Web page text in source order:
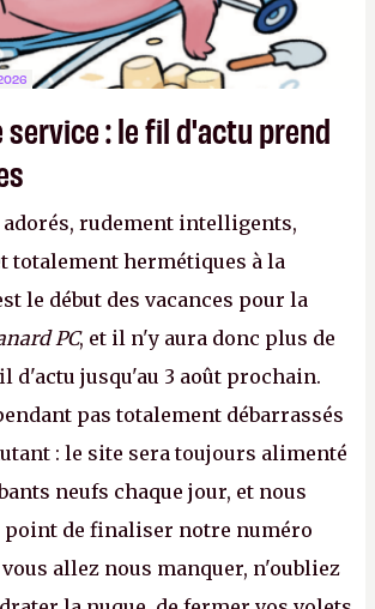
service : le fil d'actu prend
rudement intelligents,
totalement hermétiques à la
le début des vacances pour la
PC, et il n'y aura donc plus de
d'actu jusqu'au 3 août prochain.
pas totalement débarrassés
: le site sera toujours alimenté
neufs chaque jour, et nous
point de finaliser notre numéro
allez nous manquer, n'oubliez